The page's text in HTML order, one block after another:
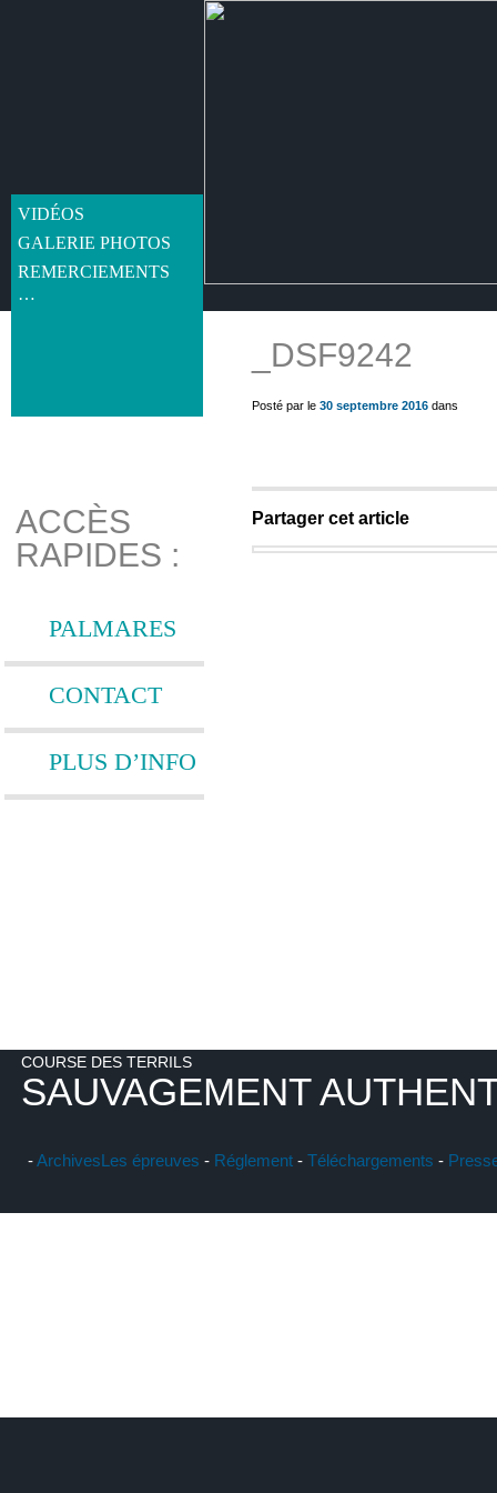
VIDÉOS
GALERIE PHOTOS
REMERCIEMENTS
…
get_post_meta(get_the_ID(), 'thumb', true) ?>
ACCÈS
RAPIDES :
PALMARES
CONTACT
PLUS D’INFO
_DSF9242
Posté par le 30 septembre 2016 dans
Partager cet article
COURSE DES TERRILS
SAUVAGEMENT
-ArchivesLes épreuves - Réglement - Téléchargements -